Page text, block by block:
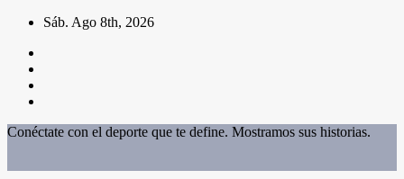
Saltar
contenido
Sáb. Ago 8th, 2026
Conéctate con el deporte que te define. Mostramos sus historias.